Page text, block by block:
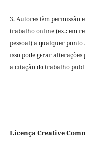
3. Autores têm permissão
trabalho online (ex.: em
pessoal) a qualquer
isso pode gerar
a citação do trabalho
Licença Creative